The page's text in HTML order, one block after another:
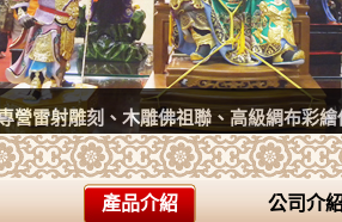
專營雷射雕刻、木雕佛祖聯、高級綢布彩
產品介紹 公司介